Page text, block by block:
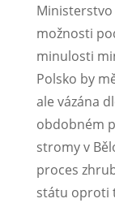
možnosti
minulosti
Polsko by
ale vázána
obdobném
stromy v
proces
státu oproti